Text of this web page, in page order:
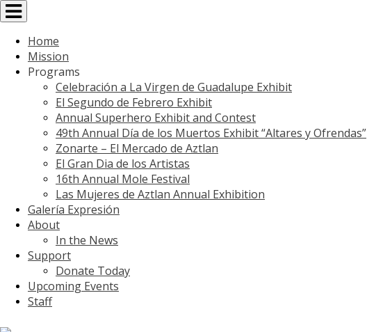
Toggle
navigation
Home
Mission
Programs
Celebración a La Virgen de Guadalupe Exhibit
El Segundo de Febrero Exhibit
Annual Superhero Exhibit and Contest
49th Annual Día de los Muertos Exhibit “Altares y Ofrendas”
Zonarte – El Mercado de Aztlan
El Gran Dia de los Artistas
16th Annual Mole Festival
Las Mujeres de Aztlan Annual Exhibition
Galería Expresión
About
In the News
Support
Donate Today
Upcoming Events
Staff